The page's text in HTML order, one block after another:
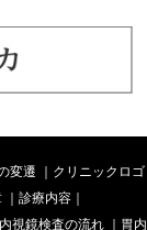
変遷
クリニックロゴ
｜ 診療内容｜
内視鏡検査の流れ｜
胃内